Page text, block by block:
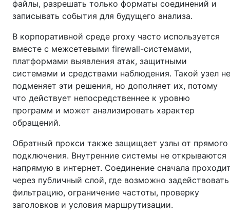
файлы, разрешать только форматы соединений и
записывать события для будущего анализа.
В корпоративной среде proxy часто используется
вместе с межсетевыми firewall-системами,
платформами выявления атак, защитными
системами и средствами наблюдения. Такой узел не
подменяет эти решения, но дополняет их, потому
что действует непосредственнее к уровню
программ и может анализировать характер
обращений.
Обратный прокси также защищает узлы от прямого
подключения. Внутренние системы не открываются
напрямую в интернет. Соединение сначала
через публичный слой, где возможно задействовать
фильтрацию, ограничение частоты, проверку
заголовков и условия маршрутизации.